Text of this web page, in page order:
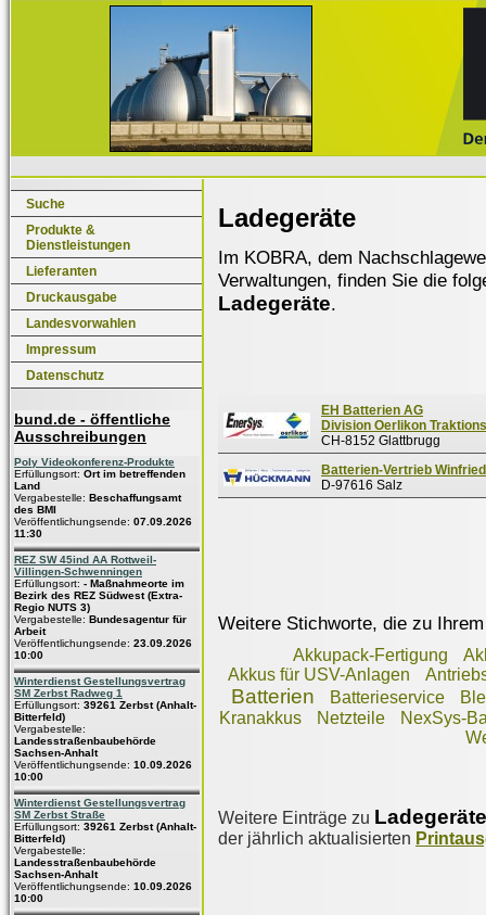
Suche
Produkte &
Dienstleistungen
Lieferanten
Druckausgabe
Landesvorwahlen
Impressum
Datenschutz
bund.de - öffentliche
Ausschreibungen
Poly Videokonferenz-Produkte
Erfüllungsort: Ort im betreffenden
Land
Vergabestelle: Beschaffungsamt
des BMI
Veröffentlichungsende: 07.09.2026
11:30
REZ SW 45ind AA Rottweil-
Villingen-Schwenningen
Erfüllungsort: - Maßnahmeorte im
Bezirk des REZ Südwest (Extra-
Regio NUTS 3)
Vergabestelle: Bundesagentur für
Arbeit
Veröffentlichungsende: 23.09.2026
10:00
Winterdienst Gestellungsvertrag
SM Zerbst Radweg 1
Erfüllungsort: 39261 Zerbst (Anhalt-
Bitterfeld)
Vergabestelle:
Landesstraßenbaubehörde
Sachsen-Anhalt
Veröffentlichungsende: 10.09.2026
10:00
Winterdienst Gestellungsvertrag
SM Zerbst Straße
Erfüllungsort: 39261 Zerbst (Anhalt-
Bitterfeld)
Vergabestelle:
Landesstraßenbaubehörde
Sachsen-Anhalt
Veröffentlichungsende: 10.09.2026
10:00
Ladegeräte
Im KOBRA, dem
Verwaltungen, finden Sie die
Ladegeräte.
EH Batterien AG
Division Oerlikon
CH-8152 Glattbrugg
Batterien-Vertrieb
D-97616 Salz
Weitere Stichworte, die zu
Akkupack-Fertigung
Akkus für USV-Anlagen
Batterien Batterieservice
Kranakkus
Netzteile
NexSys-
Weitere Einträge zu Ladegeräte
der jährlich aktualisierten